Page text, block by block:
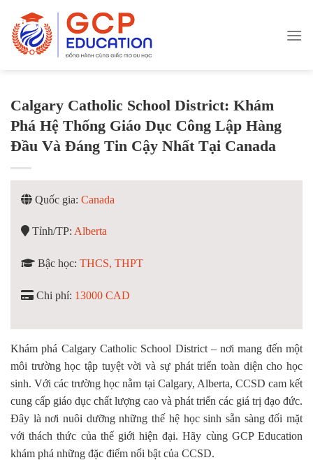
content
Calgary Catholic School District: Khám
Phá Hệ Thống Giáo Dục Công Lập Hàng
Đầu Và Đáng Tin Cậy Nhất Tại Canada
Quốc gia: Canada
Tỉnh/TP: Alberta
Bậc học: THCS, THPT
Chi phí: 13000 CAD
Khám phá Calgary Catholic School District – nơi mang đến một
môi trường học tập tuyệt vời và sự phát triển toàn diện cho học
sinh. Với các trường học nằm tại Calgary, Alberta, CCSD cam kết
cung cấp giáo dục chất lượng cao và phát triển các giá trị đạo đức.
Đây là nơi nuôi dưỡng những thế hệ học sinh sẵn sàng đối mặt
với thách thức của thế giới hiện đại. Hãy cùng GCP Education
khám phá những đặc điểm nổi bật của CCSD.